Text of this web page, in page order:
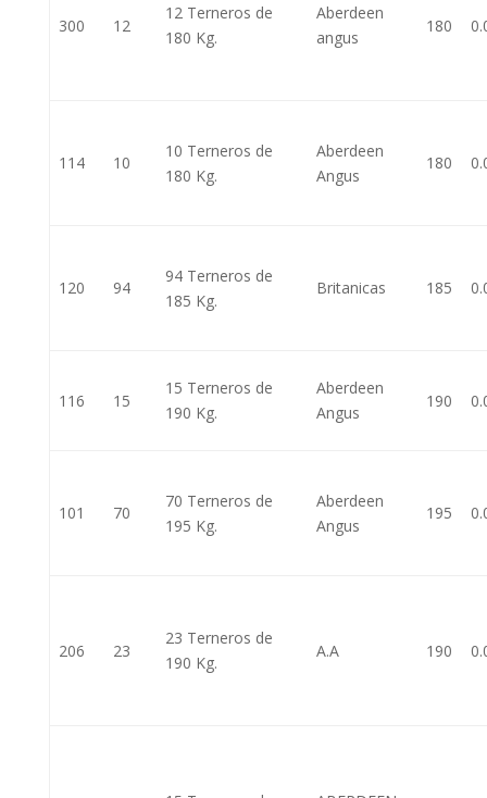
300 12
12 Terneros de
180 Kg.
Aberdeen
angus
180
114 10
10 Terneros de
180 Kg.
Aberdeen
Angus
180
120 94
94 Terneros de
185 Kg.
Britanicas 185
116 15
15 Terneros de
190 Kg.
Aberdeen
Angus
190
101 70
70 Terneros de
195 Kg.
Aberdeen
Angus
195
206 23
23 Terneros de
190 Kg.
A.A 190